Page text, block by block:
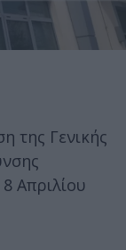
της Γενικής
Απριλίου